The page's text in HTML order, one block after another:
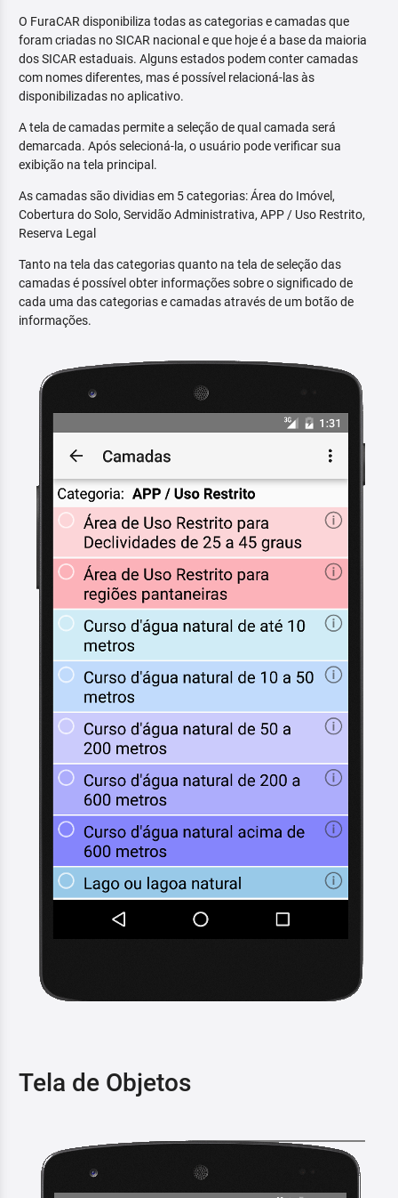
O FuraCAR disponibiliza todas as categorias e camadas que
foram criadas no SICAR nacional e que hoje é a base da maioria
dos SICAR estaduais. Alguns estados podem conter camadas
com nomes diferentes, mas é possível relacioná-las às
disponibilizadas no aplicativo.
A tela de camadas permite a seleção de qual camada será
demarcada. Após selecioná-la, o usuário pode verificar sua
exibição na tela principal.
As camadas são dividias em 5 categorias: Área do Imóvel,
Cobertura do Solo, Servidão Administrativa, APP / Uso Restrito,
Reserva Legal
Tanto na tela das categorias quanto na tela de seleção das
camadas é possível obter informações sobre o significado de
cada uma das categorias e camadas através de um botão de
informações.
Tela de Objetos